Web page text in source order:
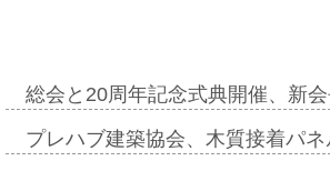
総会と20周年記念式典開催、新
プレハブ建築協会、木質接着パ